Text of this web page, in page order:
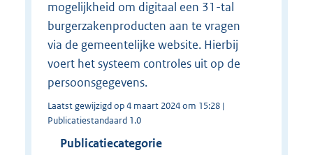
mogelijkheid om digitaal een 31-tal
burgerzakenproducten aan te vragen
via de gemeentelijke website. Hierbij
voert het systeem controles uit op de
persoonsgegevens.
Laatst gewijzigd op 4 maart 2024 om 15:28 |
Publicatiestandaard 1.0
Publicatiecategorie